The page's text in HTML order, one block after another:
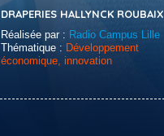
DRAPERIES HALLYNCK ROUBAIX
Réalisée par : Radio Campus Lille
Thématique : Développement
économique, innovation